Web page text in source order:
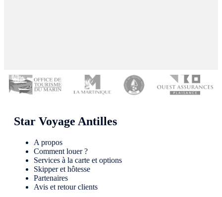
Star Voyage Antilles
A propos
Comment louer ?
Services à la carte et options
Skipper et hôtesse
Partenaires
Avis et retour clients